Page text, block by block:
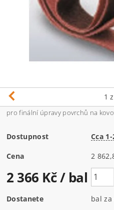
1
pro finální úpravy povrchů na
Dostupnost Cca
Cena
2 366 Kč/ bal
Dostanete bal za